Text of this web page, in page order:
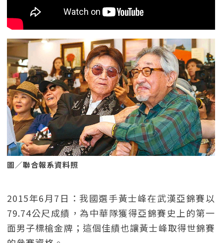
圖／聯合報系資料照
2015年6月7日：我國選手黃士峰在武漢亞錦賽以
79.74公尺成績，為中華隊獲得亞錦賽史上的第一
面男子標槍金牌；這個佳績也讓黃士峰取得世錦賽